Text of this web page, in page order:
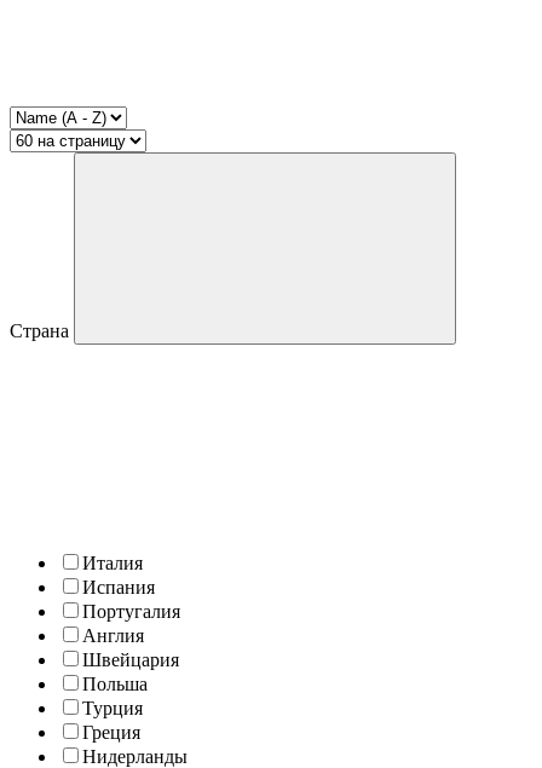
Страна
Италия
Испания
Португалия
Англия
Швейцария
Польша
Турция
Греция
Нидерланды